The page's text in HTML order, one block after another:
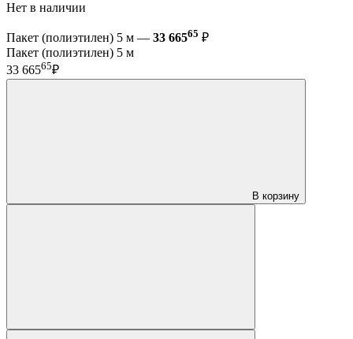
Нет в наличии
Пакет (полиэтилен) 5 м — 33 66565 ₽
Пакет (полиэтилен) 5 м
33 66565₽
В корзину